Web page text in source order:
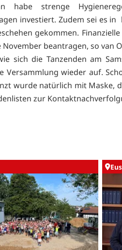
habe strenge
investiert. Zudem sei es in
gekommen.
November beantragen, so van
sich die Tanzenden am
Versammlung wieder auf.
wurde natürlich mit Maske,
zur